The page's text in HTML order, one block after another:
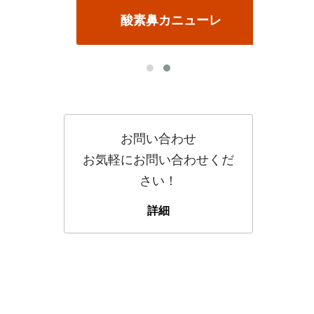
酸素鼻カニューレ
お問い合わせ
お気軽にお問い合わせくだ
さい！
詳細